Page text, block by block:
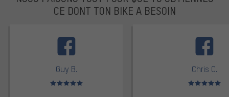
CE DONT TON BIKE A BESOIN
Guy B.
Note moyenne : 5 sur 5
Chris C.
Note moyenne :